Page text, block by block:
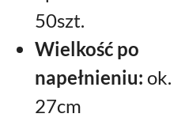
50szt.
Wielkość po
napełnieniu: ok.
27cm